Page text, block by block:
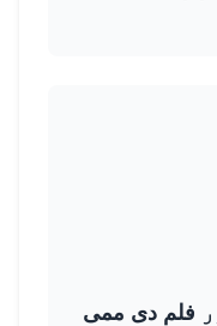
فلم دی ممی